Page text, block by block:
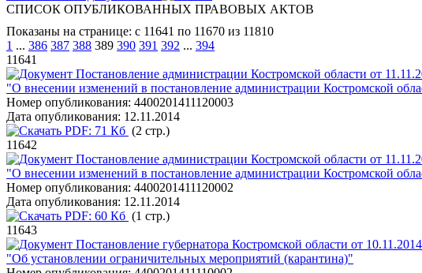
СПИСОК ОПУБЛИКОВАННЫХ ПРАВОВЫХ АКТОВ
Показаны на странице: с 11641 по 11670 из 11810
1 ... 386 387 388 389 390 391 392 ... 394
11641
Постановление администрации Костромской области от
"О внесении изменений в постановление администрации Костромской
Номер опубликования: 4400201411120003
Дата опубликования: 12.11.2014
PDF: 71 Кб (2 стр.)
11642
Постановление администрации Костромской области от
"О внесении изменений в постановление администрации Костромской
Номер опубликования: 4400201411120002
Дата опубликования: 12.11.2014
PDF: 60 Кб (1 стр.)
11643
Постановление губернатора Костромской области от
"Об установлении ограничительных мероприятий (карантина)"